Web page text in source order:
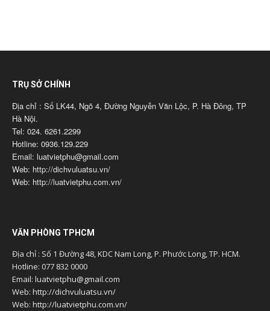
TRỤ SỞ CHÍNH
Địa chỉ : Số LK44, Ngõ 4, Đường Nguyễn Văn Lộc, P. Hà Đông, TP
Hà Nội.
Tel: 024. 6261.2299
Hotline: 0936.129.229
Email: luatvietphu@gmail.com
Web: http://dichvuluatsu.vn/
Web: http://luatvietphu.com.vn/
VĂN PHÒNG TPHCM
Địa chỉ : Số 1 Đường 48, KDC Nam Long, P. Phước Long, TP. HCM.
Hotline: 077 832 0000
Email: luatvietphu@gmail.com
Web: http://dichvuluatsu.vn/
Web: http://luatvietphu.com.vn/